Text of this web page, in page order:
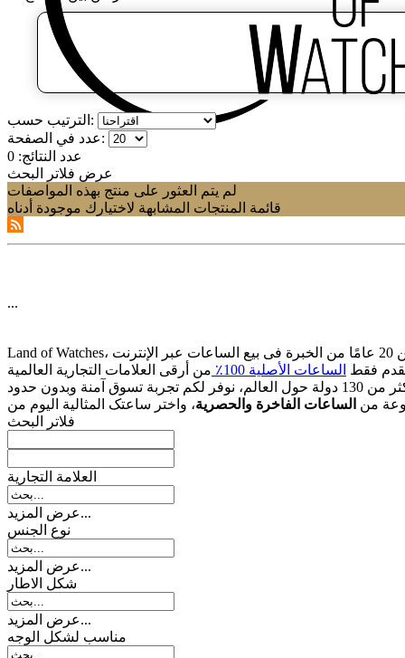
الترتيب حسب:
عدد في الصفحة:
عدد النتائج: 0
عرض فلاتر البحث
لم يتم العثور على منتج بهذه المواصفات
قائمة المنتجات المشابهة لاختيارك موجودة أدناه
...
فقط الساعات الأصلیة 100٪
من الساعات الفاخرة والحصریة
فلاتر البحث
العلامة التجارية
عرض المزيد...
نوع الجنس
عرض المزيد...
شکل الاطار
عرض المزيد...
مناسب لشكل الوجه